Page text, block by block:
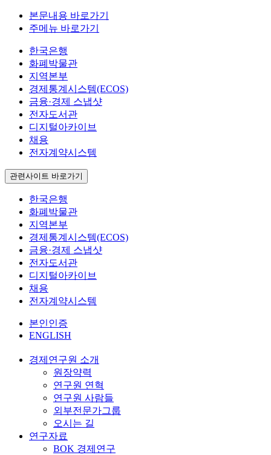
본문내용 바로가기
주메뉴 바로가기
한국은행
화폐박물관
지역본부
경제통계시스템(ECOS)
금융·경제 스냅샷
전자도서관
디지털아카이브
채용
전자계약시스템
관련사이트 바로가기
한국은행
화폐박물관
지역본부
경제통계시스템(ECOS)
금융·경제 스냅샷
전자도서관
디지털아카이브
채용
전자계약시스템
본인인증
ENGLISH
경제연구원 소개
원장약력
연구원 연혁
연구원 사람들
외부전문가그룹
오시는 길
연구자료
BOK 경제연구